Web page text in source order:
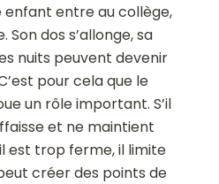
entre au collège,
dos s’allonge, sa
nuits peuvent devenir
pour cela que le
un rôle important. S’il
et ne maintient
est trop ferme, il limite
créer des points de